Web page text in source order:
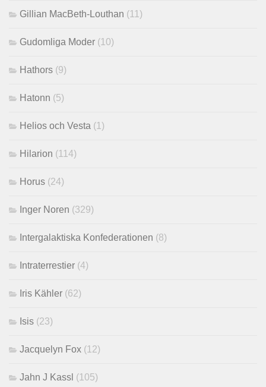
Gillian MacBeth-Louthan (11)
Gudomliga Moder (10)
Hathors (9)
Hatonn (5)
Helios och Vesta (1)
Hilarion (114)
Horus (24)
Inger Noren (329)
Intergalaktiska Konfederationen (8)
Intraterrestier (4)
Iris Kähler (62)
Isis (23)
Jacquelyn Fox (12)
Jahn J Kassl (105)